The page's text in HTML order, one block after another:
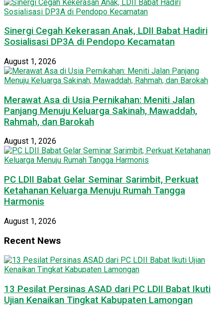
Sinergi Cegah Kekerasan Anak, LDII Babat Hadiri
Sosialisasi DP3A di Pendopo Kecamatan
August 1, 2026
Merawat Asa di Usia Pernikahan: Meniti Jalan
Panjang Menuju Keluarga Sakinah, Mawaddah,
Rahmah, dan Barokah
August 1, 2026
PC LDII Babat Gelar Seminar Sarimbit, Perkuat
Ketahanan Keluarga Menuju Rumah Tangga
Harmonis
August 1, 2026
Recent News
13 Pesilat Persinas ASAD dari PC LDII Babat Ikuti
Ujian Kenaikan Tingkat Kabupaten Lamongan